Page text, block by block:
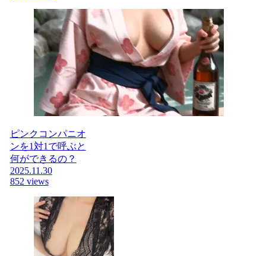
ピンクコンパニオ
ンを1対1で呼ぶと
何ができるの？
2025.11.30
852 views